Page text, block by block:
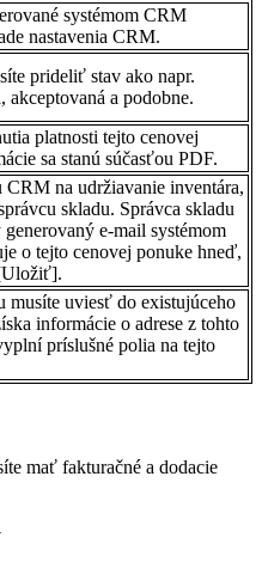
systémom CRM
nastavenia CRM.
prideliť stav ako napr.
akceptovaná a podobne.
platnosti tejto cenovej
sa stanú súčasťou PDF.
na udržiavanie inventára,
skladu. Správca skladu
e-mail systémom
o tejto cenovej ponuke hneď,
musíte uviesť do existujúceho
informácie o adrese z tohto
príslušné polia na tejto
mať fakturačné a dodacie